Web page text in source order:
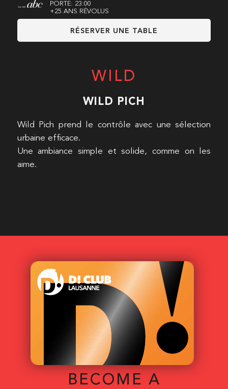
PORTE: 23:00
+25 ANS RÉVOLUS
RÉSERVER UNE TABLE
WILD
WILD PICH
Wild Pich prend le contrôle avec une sélection
urbaine efficace.
Une ambiance simple et solide, comme on les
aime.
BECOME A